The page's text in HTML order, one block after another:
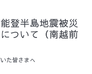
登半島地震被災
ついて（南越前
た皆さまへ